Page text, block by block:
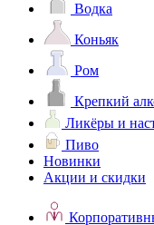
Водка
Коньяк
Ром
Крепкий
Ликёры и
Пиво
Новинки
Акции и скидки